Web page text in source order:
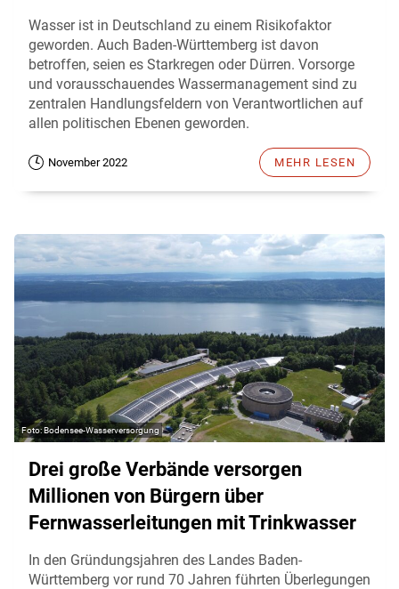
Wasser ist in Deutschland zu einem Risikofaktor
geworden. Auch Baden-Württemberg ist davon
betroffen, seien es Starkregen oder Dürren. Vorsorge
und vorausschauendes Wassermanagement sind zu
zentralen Handlungsfeldern von Verantwortlichen auf
allen politischen Ebenen geworden.
November 2022 MEHR LESEN
Bodensee-Wasserversorgung
Drei große Verbände versorgen
Millionen von Bürgern über
Fernwasserleitungen mit Trinkwasser
In den Gründungsjahren des Landes Baden-
Württemberg vor rund 70 Jahren führten Überlegungen